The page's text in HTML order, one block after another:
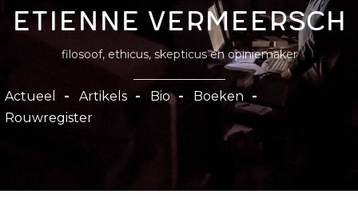
inhoud
gaan
Etienne Vermeersch
filosoof, ethicus, skepticus en opiniemaker
Hoofdnavigatie
Actueel Artikels Bio
Boeken
Rouwregister